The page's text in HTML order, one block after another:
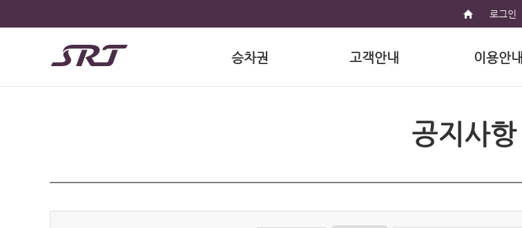
로그인
승차권 고객안내 이용안내
공지사항